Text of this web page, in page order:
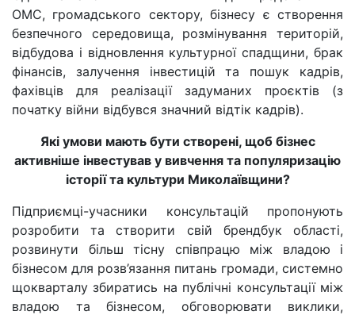
ОМС, громадського сектору, бізнесу є створення
безпечного середовища, розмінування територій,
відбудова і відновлення культурної спадщини, брак
фінансів, залучення інвестицій та пошук кадрів,
фахівців для реалізації задуманих проєктів (з
початку війни відбувся значний відтік кадрів).
Які умови мають бути створені, щоб бізнес
активніше інвестував у вивчення та популяризацію
історії та культури Миколаївщини?
Підприємці-учасники консультацій пропонують
розробити та створити свій брендбук області,
розвинути більш тісну співпрацю між владою і
бізнесом для розв’язання питань громади, системно
щокварталу збиратись на публічні консультації між
владою та бізнесом, обговорювати виклики,